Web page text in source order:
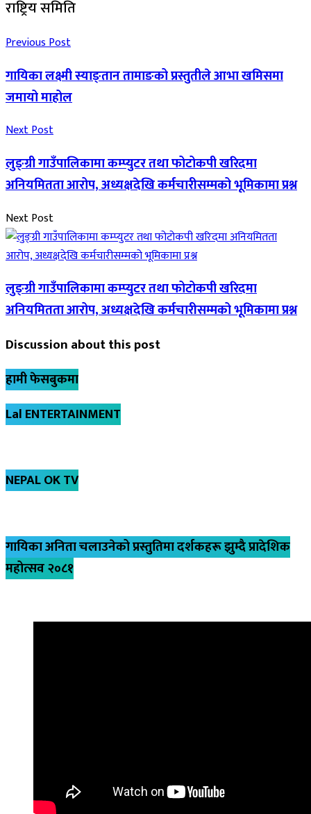
राष्ट्रिय समिति
Previous Post
गायिका लक्ष्मी स्याङ्तान तामाङको प्रस्तुतीले आभा खमिसमा
जमायो माहोल
Next Post
लुङ्ग्री गाउँपालिकामा कम्प्युटर तथा फोटोकपी खरिदमा
अनियमितता आरोप, अध्यक्षदेखि कर्मचारीसम्मको भूमिकामा प्रश्न
Next Post
लुङ्ग्री गाउँपालिकामा कम्प्युटर तथा फोटोकपी खरिदमा
अनियमितता आरोप, अध्यक्षदेखि कर्मचारीसम्मको भूमिकामा प्रश्न
Discussion about this post
हामी फेसबुकमा
Lal ENTERTAINMENT
NEPAL OK TV
गायिका अनिता चलाउनेको प्रस्तुतिमा दर्शकहरू झुम्दै प्रादेशिक
महोत्सव २०८१